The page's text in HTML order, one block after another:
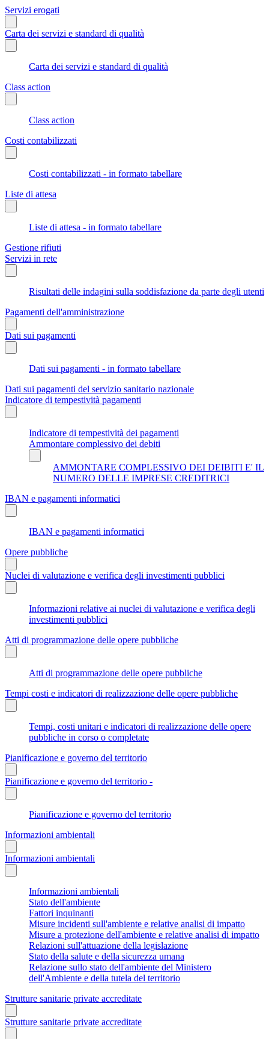
Servizi erogati
Carta dei servizi e standard di qualità
Carta dei servizi e standard di qualità
Class action
Class action
Costi contabilizzati
Costi contabilizzati - in formato tabellare
Liste di attesa
Liste di attesa - in formato tabellare
Gestione rifiuti
Servizi in rete
Risultati delle indagini sulla soddisfazione da parte degli utenti
Pagamenti dell'amministrazione
Dati sui pagamenti
Dati sui pagamenti - in formato tabellare
Dati sui pagamenti del servizio sanitario nazionale
Indicatore di tempestività pagamenti
Indicatore di tempestività dei pagamenti
Ammontare complessivo dei debiti
AMMONTARE COMPLESSIVO DEI DEIBITI E' IL
NUMERO DELLE IMPRESE CREDITRICI
IBAN e pagamenti informatici
IBAN e pagamenti informatici
Opere pubbliche
Nuclei di valutazione e verifica degli investimenti pubblici
Informazioni relative ai nuclei di valutazione e verifica degli
investimenti pubblici
Atti di programmazione delle opere pubbliche
Atti di programmazione delle opere pubbliche
Tempi costi e indicatori di realizzazione delle opere pubbliche
Tempi, costi unitari e indicatori di realizzazione delle opere
pubbliche in corso o completate
Pianificazione e governo del territorio
Pianificazione e governo del territorio -
Pianificazione e governo del territorio
Informazioni ambientali
Informazioni ambientali
Informazioni ambientali
Stato dell'ambiente
Fattori inquinanti
Misure incidenti sull'ambiente e relative analisi di impatto
Misure a protezione dell'ambiente e relative analisi di impatto
Relazioni sull'attuazione della legislazione
Stato della salute e della sicurezza umana
Relazione sullo stato dell'ambiente del Ministero
dell'Ambiente e della tutela del territorio
Strutture sanitarie private accreditate
Strutture sanitarie private accreditate